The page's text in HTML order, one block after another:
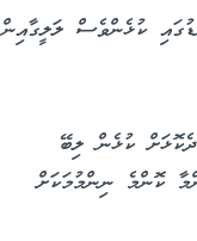
ކުޅެންވެސް ލަލީގާއިން
ކުޅެން ލިބޭ
ކޮންމެ ނިންމުމަކަށް